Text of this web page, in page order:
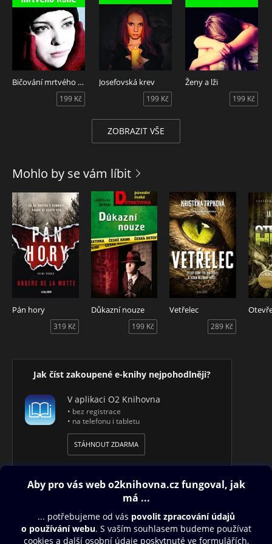
Bičování mrtvého koně
199 Kč
Josefovská krev
199 Kč
Ženy a lži
199 Kč
ZOBRAZIT VŠE
Mohlo by se vám líbit
Pán hory
319 Kč
Důkazní nouze
199 Kč
Vetřelec
289 Kč
Jak číst zakoupené e-knihy nejpohodlněji?
V aplikaci O2 Knihovna
• bez registrace
• na telefonu i tabletu
STÁHNOUT ZDARMA
Obsah ke stažení